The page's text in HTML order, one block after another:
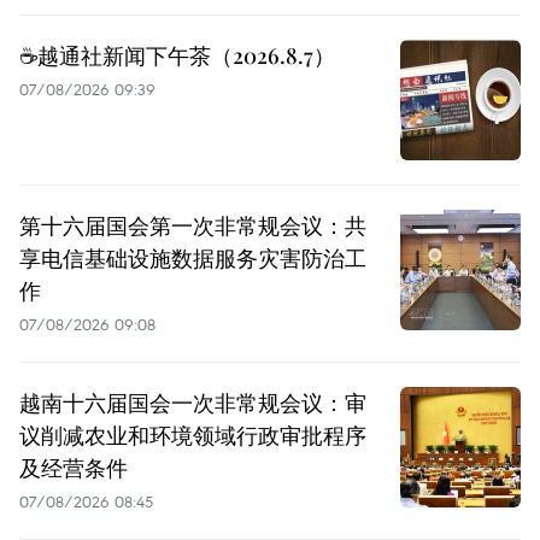
☕️越通社新闻下午茶（2026.8.7）
07/08/2026 09:39
第十六届国会第一次非常规会议：共
享电信基础设施数据服务灾害防治工
作
07/08/2026 09:08
越南十六届国会一次非常规会议：审
议削减农业和环境领域行政审批程序
及经营条件
07/08/2026 08:45